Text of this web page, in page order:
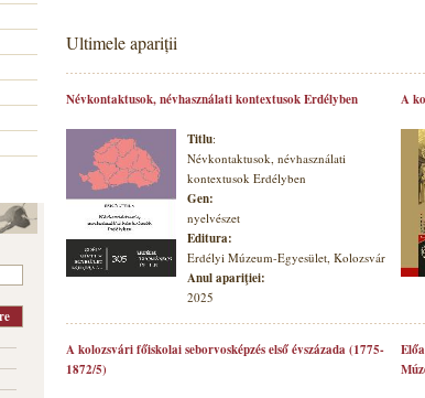
Ultimele apariții
Névkontaktusok, névhasználati kontextusok Erdélyben
Titlu:
Névkontaktusok, névhasználati
kontextusok Erdélyben
Gen:
nyelvészet
Editura:
Erdélyi Múzeum-Egyesület, Kolozsvár
Anul apariţiei:
2025
A
A kolozsvári főiskolai seborvosképzés első évszázada (1775-
1872/5)